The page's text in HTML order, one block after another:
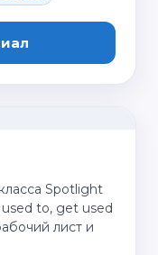
Spotlight
used to, get used
лист и